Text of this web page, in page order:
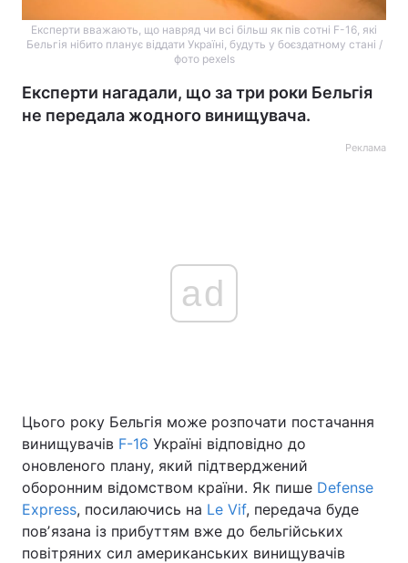
Експерти вважають, що навряд чи всі більш як пів сотні F-16, які
Бельгія нібито планує віддати Україні, будуть у боєздатному стані /
фото pexels
Експерти нагадали, що за три роки Бельгія
не передала жодного винищувача.
Реклама
ad
Цього року Бельгія може розпочати постачання
винищувачів F-16 Україні відповідно до
оновленого плану, який підтверджений
оборонним відомством країни. Як пише Defense
Express, посилаючись на Le Vif, передача буде
повʼязана із прибуттям вже до бельгійських
повітряних сил американських винищувачів